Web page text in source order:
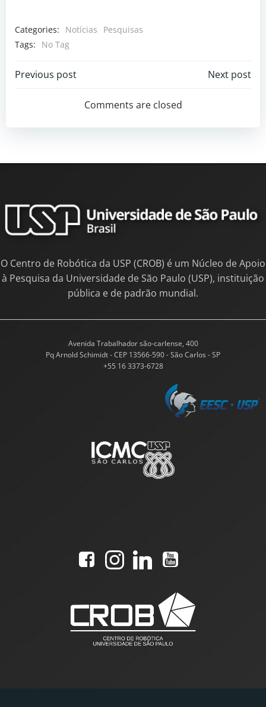
Categories: Notícias
Pesquisas
Tags:
No Tag
Previous post Next post
Comments are closed
O Centro de Robótica da USP (CROB) é um Núcleo de Apoio
à Pesquisa da Universidade de São Paulo (USP), instituição
pública e de padrão mundial.
Avenida Trabalhador são-carlense, 400
Pq Arnold Schimidt - CEP 13566-590 - São Carlos - SP
+55 16 3373-6728